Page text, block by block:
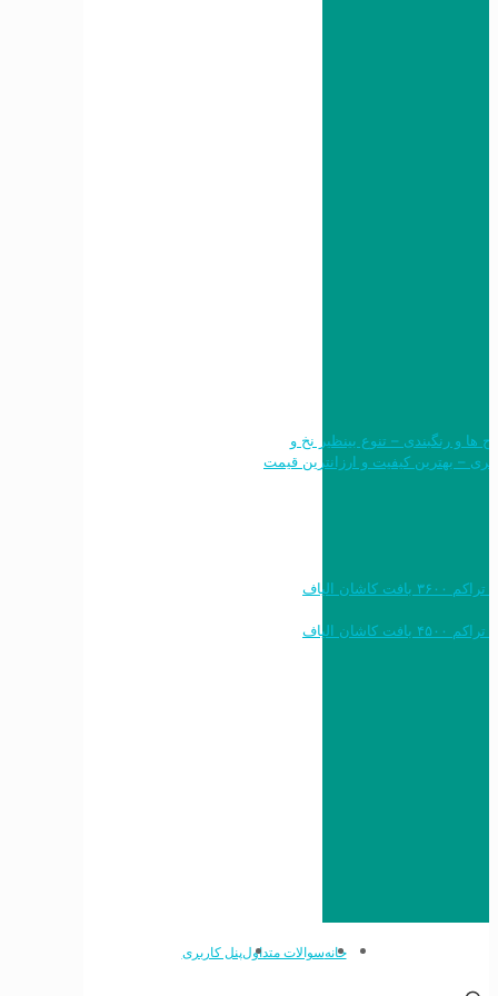
طرح ها و رنگبندی – تنوع بینظیر نخ و
خرید به قیمت فرش ماشینی ۱۲۰۰ شانه تراکم ۳۶۰۰ بافت کاشان الیاف
خرید به قیمت فرش ماشینی ۱۵۰۰ شانه تراکم ۴۵۰۰ بافت کاشان الیاف
خانهسوالات متداولپنل کاربری